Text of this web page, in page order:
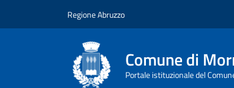
Regione Abruzzo
Comune di
Portale istituzionale del